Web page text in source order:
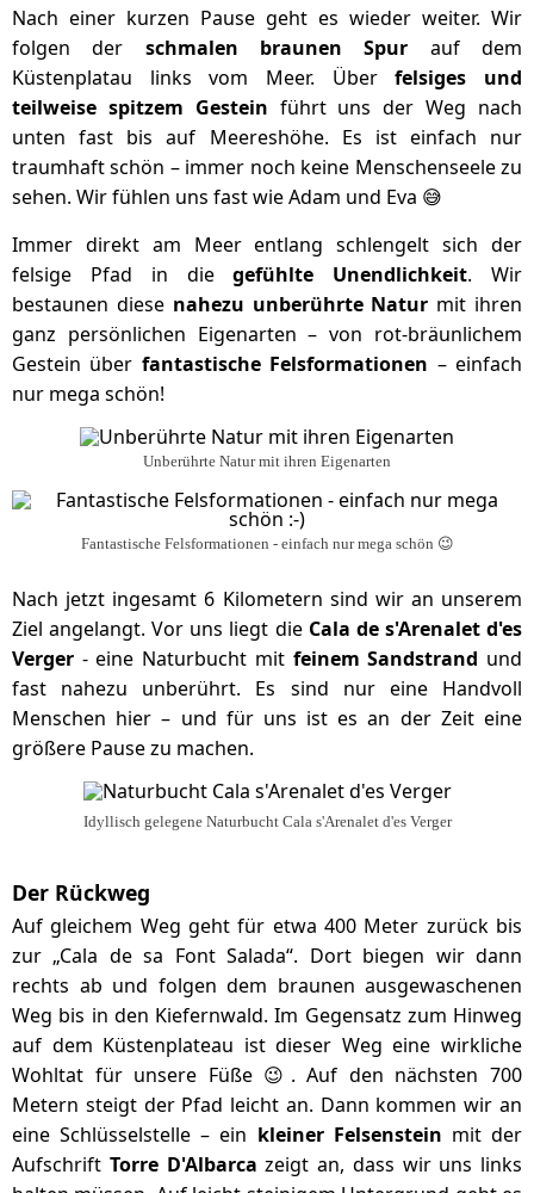
Nach einer kurzen Pause geht es wieder weiter. Wir
folgen der schmalen braunen Spur auf dem
Küstenplatau links vom Meer. Überfelsiges und
teilweise spitzem Gestein führt uns der Weg nach
unten fast bis auf Meereshöhe. Es ist einfach nur
traumhaft schön – immer noch keine Menschenseele zu
sehen. Wir fühlen uns fast wie Adam und Eva 😅
Immer direkt am Meer entlang schlengelt sich der
felsige Pfad in diegefühlte Unendlichkeit. Wir
bestaunen diese nahezu unberührte Natur mit ihren
ganz persönlichen Eigenarten – von rot-bräunlichem
Gestein über fantastische Felsformationen – einfach
nur mega schön!
Unberührte Natur mit ihren Eigenarten
Fantastische Felsformationen - einfach nur mega schön 😉
Nach jetzt ingesamt 6 Kilometern sind wir an unserem
Ziel angelangt. Vor uns liegt die Cala de s'Arenalet d'es
Verger - eine Naturbucht mit feinem Sandstrand und
fast nahezu unberührt. Es sind nur eine Handvoll
Menschen hier – und für uns ist es an der Zeit eine
größere Pause zu machen.
Idyllisch gelegene Naturbucht Cala s'Arenalet d'es Verger
Der Rückweg
Auf gleichem Weg geht für etwa 400 Meter zurück bis
zur „Cala de sa Font Salada“. Dort biegen wir dann
rechts ab und folgen dem braunen ausgewaschenen
Weg bis in den Kiefernwald. Im Gegensatz zum Hinweg
auf dem Küstenplateau ist dieser Weg eine wirkliche
Wohltat für unsere Füße 😉. Auf den nächsten 700
Metern steigt der Pfad leicht an. Dann kommen wir an
eine Schlüsselstelle – ein kleiner Felsenstein mit der
Aufschrift Torre D'Albarca zeigt an, dass wir uns links